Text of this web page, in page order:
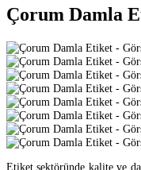
Çorum Damla
Etiket sektöründe kalite ve